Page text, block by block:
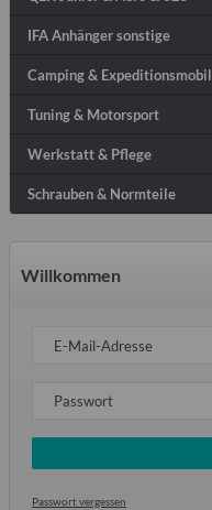
IFA Anhänger sonstige
Camping & Expeditionsmobil
Tuning & Motorsport
Werkstatt & Pflege
Schrauben & Normteile
Willkommen
E-Mail-Adresse
Passwort
Passwort vergessen